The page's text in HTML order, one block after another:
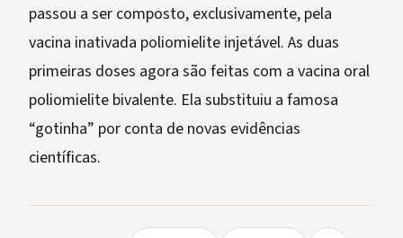
passou a ser composto, exclusivamente, pela
vacina inativada poliomielite injetável. As duas
primeiras doses agora são feitas com a vacina oral
poliomielite bivalente. Ela substituiu a famosa
“gotinha” por conta de novas evidências
científicas.